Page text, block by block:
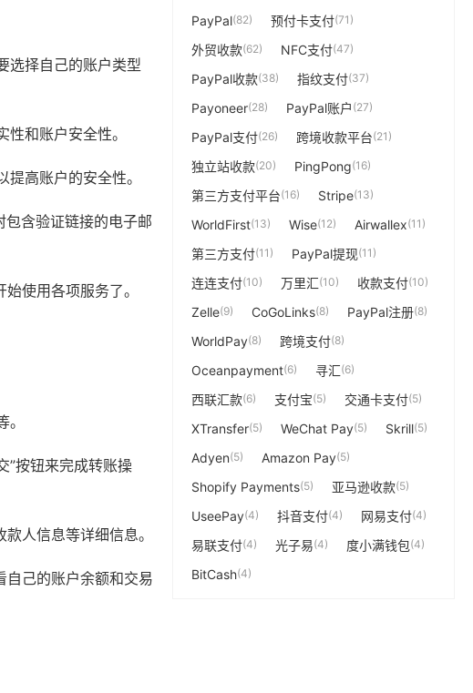
选择自己的账户类型
和账户安全性。
高账户的安全性。
包含验证链接的电子邮
使用各项服务了。
”按钮来完成转账操
人信息等详细信息。
自己的账户余额和交易
PayPal(82) 预付卡支付(71)
外贸收款(62) NFC支付(47)
PayPal收款(38) 指纹支付(37)
Payoneer(28) PayPal账户 (27)
PayPal支付(26) 跨境收款平台(21)
独立站收款(20) PingPong(16)
第三方支付平台(16) Stripe(13)
WorldFirst(13) Wise(12) Airwallex(11)
第三方支付(11) PayPal提现(11)
连连支付(10) 万里汇(10) 收款支付(10)
Zelle(9) CoGoLinks(8) PayPal注册(8)
WorldPay(8) 跨境支付(8)
Oceanpayment(6) 寻汇(6)
西联汇款(6) 支付宝(5) 交通卡支付(5)
XTransfer(5) WeChat Pay(5) Skrill(5)
Adyen(5) Amazon Pay(5)
Shopify Payments(5) 亚马逊收款(5)
UseePay(4) 抖音支付(4) 网易支付(4)
易联支付(4) 光子易(4) 度小满钱包(4)
BitCash(4)